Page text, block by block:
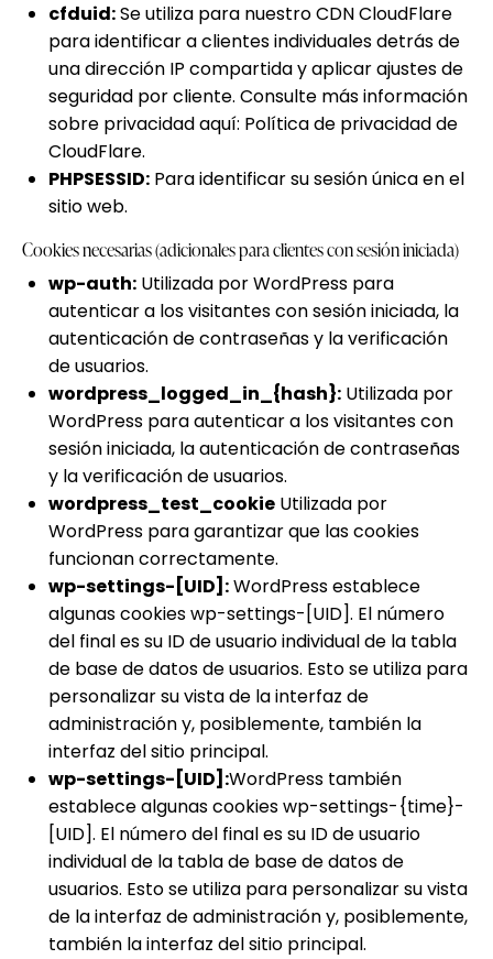
cfduid:Se utiliza para nuestro CDN CloudFlare
para identificar a clientes individuales detrás de
una dirección IP compartida y aplicar ajustes de
seguridad por cliente. Consulte más información
sobre privacidad aquí: Política de privacidad de
CloudFlare.
PHPSESSID: Para identificar su sesión única en el
sitio web.
Cookies necesarias (adicionales para clientes con sesión iniciada)
wp-auth: Utilizada por WordPress para
autenticar a los visitantes con sesión iniciada, la
autenticación de contraseñas y la verificación
de usuarios.
wordpress_logged_in_{hash}: Utilizada por
WordPress para autenticar a los visitantes con
sesión iniciada, la autenticación de contraseñas
y la verificación de usuarios.
wordpress_test_cookie Utilizada por
WordPress para garantizar que las cookies
funcionan correctamente.
wp-settings-[UID]:WordPress establece
algunas cookies wp-settings-[UID]. El número
del final es su ID de usuario individual de la tabla
de base de datos de usuarios. Esto se utiliza para
personalizar su vista de la interfaz de
administración y, posiblemente, también la
interfaz del sitio principal.
wp-settings-[UID]:WordPress también
establece algunas cookies wp-settings-{time}-
[UID]. El número del final es su ID de usuario
individual de la tabla de base de datos de
usuarios. Esto se utiliza para personalizar su vista
de la interfaz de administración y, posiblemente,
también la interfaz del sitio principal.